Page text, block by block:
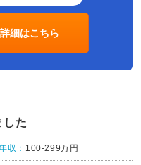
細はこちら
た
収： 100-299万円